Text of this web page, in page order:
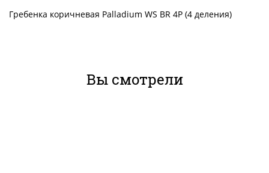
Гребенка коричневая Palladium WS BR 4P (4 деления)
Вы смотрели